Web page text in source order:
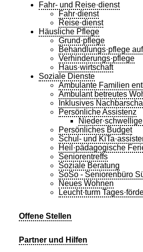
Fahr- und Reise·dienst
Fahr·dienst
Reise·dienst
Häusliche Pflege
Grund·pflege
Behandlungs·pflege
Verhinderungs·pflege
Haus·wirtschaft
Soziale Dienste
Ambulante Familien
Ambulant betreutes
Inklusives
Persönliche Assistenz
Persönliches Budget
Schul- und
Heil·pädagogische
Seniorentreffs
Soziale Beratung
SoSo - Seniorenbüro
Neues Wohnen
Leucht·turm
Offene Stellen
Partner und Hilfen